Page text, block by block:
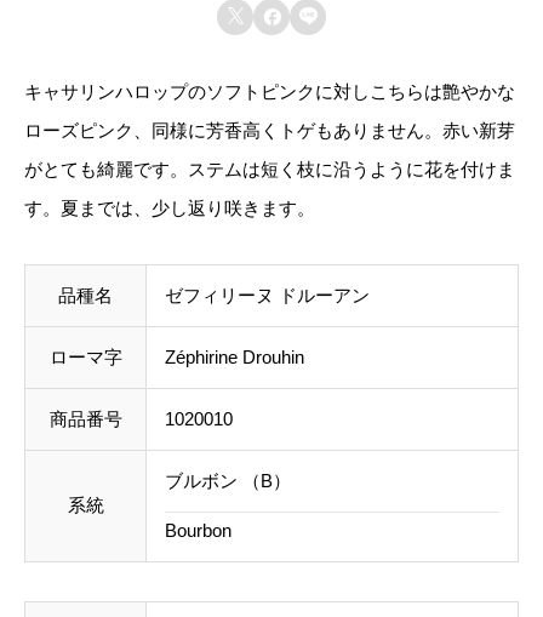
-
r
i
r
また、送料につきましては、苗の種類、生育形態、生
ト上では未記載となっております。
ご注文後にお送りする「ご注文確定メール」にて、送
料を含めて調整した金額をお知らせいたします。送料
ルを承っております。
事前のお見積もりがご希望の場合は「お問い合わせフ
  
キャサリンハロップのソフトピンクに対しこちらは艶やかな
ローズピンク、同様に芳香高くトゲもありません。赤い新芽
がとても綺麗です。ステムは短く枝に沿うように花を付けま
す。夏までは、少し返り咲きます。
品種名 ゼフィリーヌ ドルーアン
ローマ字 Zéphirine Drouhin
商品番号 1020010
系統
ブルボン （B）
Bourbon